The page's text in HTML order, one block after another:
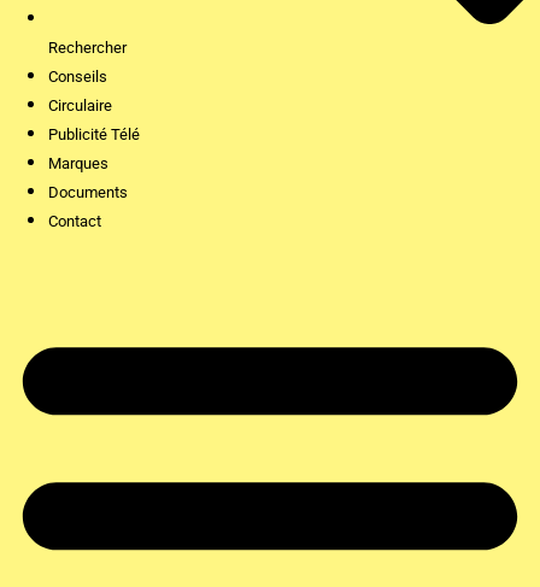
Rechercher
Conseils
Circulaire
Publicité Télé
Marques
Documents
Contact